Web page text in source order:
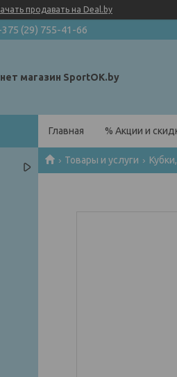
продавать на Deal.by
(29) 755-41-66
магазин SportOK.by
Главная % Акции и
Товары и услуги